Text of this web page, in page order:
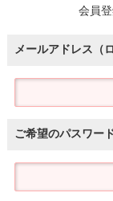
会員
メールアドレス（
ご希望のパスワー